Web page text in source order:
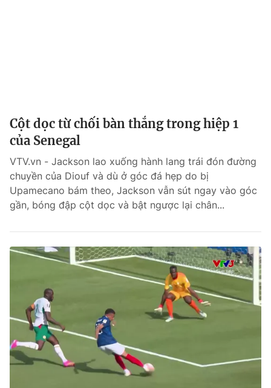
Cột dọc từ chối bàn thắng trong hiệp 1
của Senegal
VTV.vn - Jackson lao xuống hành lang trái đón đường
chuyền của Diouf và dù ở góc đá hẹp do bị
Upamecano bám theo, Jackson vẫn sút ngay vào góc
gần, bóng đập cột dọc và bật ngược lại chân...